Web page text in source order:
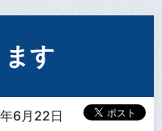
す
6月22日